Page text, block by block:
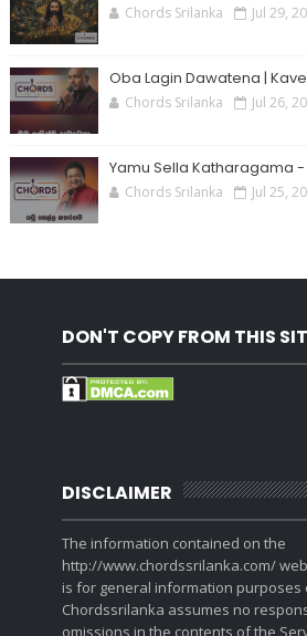
Chords Srilanka Jul 29,
Oba Lagin Dawatena |
Chords Srilanka Jul 26,
Yamu Sella Katharagama
Chords Srilanka Jul 25,
DON'T COPY FROM THIS
DISCLAIMER
The information contained on the
http://www.chordssrilanka.com/
is for general information purposes
Chordssrilanka assumes no
omissions in the contents of the